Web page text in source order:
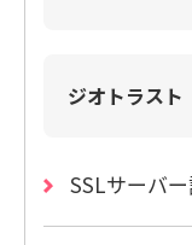
ジオトラスト
SSLサーバー証明書をイ